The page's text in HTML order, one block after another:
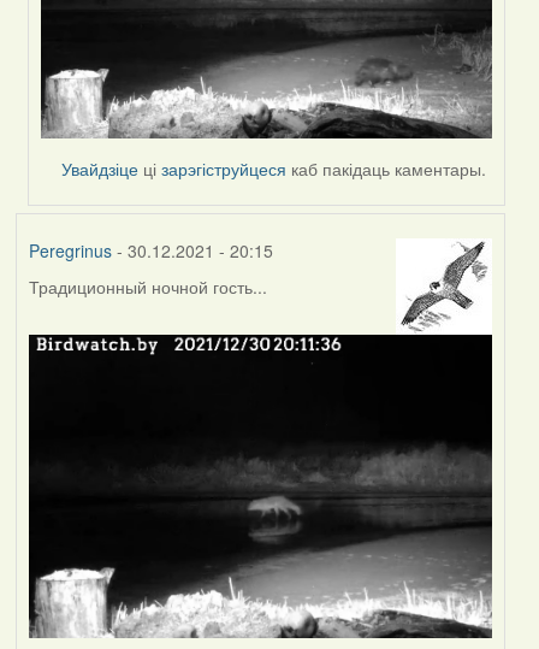
Увайдзіце цізарэгіструйцеся каб пакідаць каментары.
Peregrinus- 30.12.2021 - 20:15
Традиционный ночной гость...